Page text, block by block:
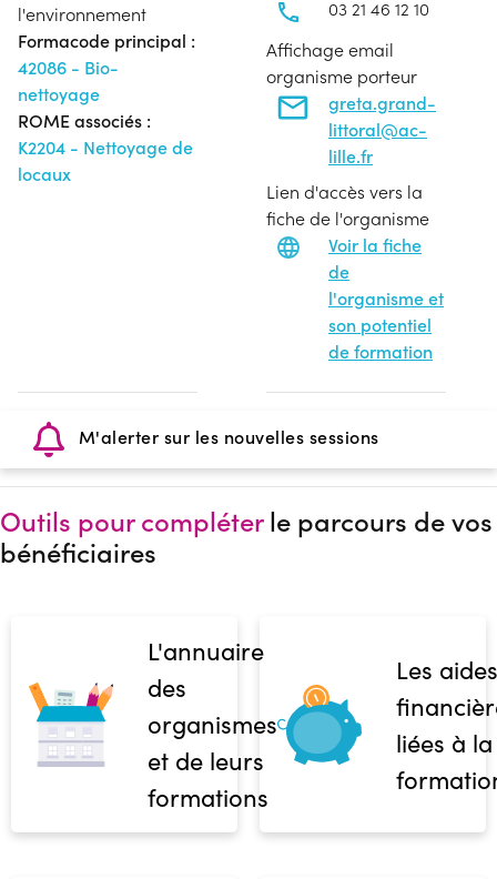
l'environnement
Formacode principal :
42086 - Bio-
nettoyage
ROME associés :
K2204 - Nettoyage de
locaux
03 21 46 12 10
Affichage email
organisme porteur
greta.grand-
littoral@ac-
lille.fr
Lien d'accès vers la
fiche de l'organisme
Voir la fiche
de
l'organisme et
son potentiel
de formation
M'alerter sur les nouvelles sessions
Outils pour compléterle parcours de vos
bénéficiaires
L'annuaire
des
organismes
et de leurs
formations
Les aides
liées à la